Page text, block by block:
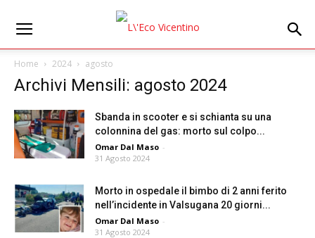
Home 2024 agosto
Archivi Mensili: agosto 2024
Sbanda in scooter e si schianta su una
colonnina del gas: morto sul colpo...
Omar Dal Maso -
31 Agosto 2024
Morto in ospedale il bimbo di 2 anni ferito
nell’incidente in Valsugana 20 giorni...
Omar Dal Maso -
31 Agosto 2024